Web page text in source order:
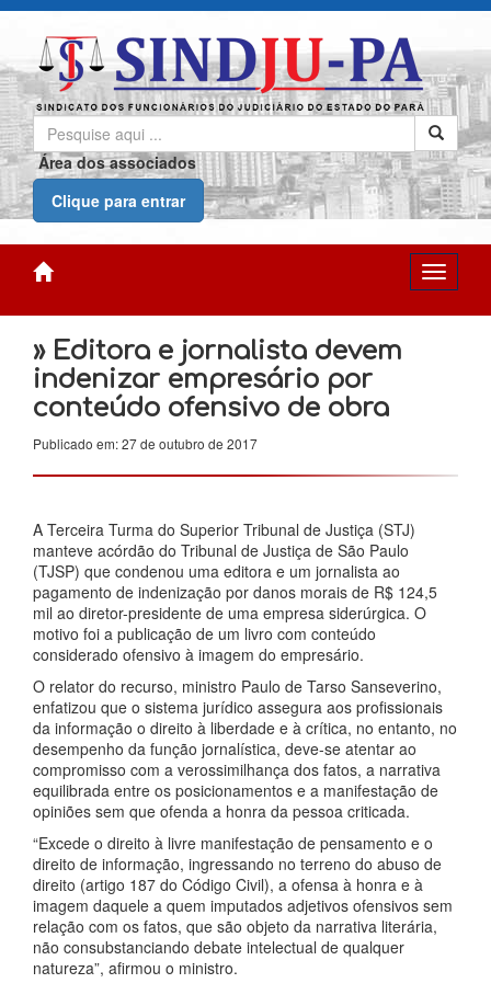
Área dos associados
Clique para entrar
» Editora e jornalista devem
indenizar empresário por
conteúdo ofensivo de obra
Publicado em: 27 de outubro de 2017
A Terceira Turma do Superior Tribunal de Justiça (STJ)
manteve acórdão do Tribunal de Justiça de São Paulo
(TJSP) que condenou uma editora e um jornalista ao
pagamento de indenização por danos morais de R$ 124,5
mil ao diretor-presidente de uma empresa siderúrgica. O
motivo foi a publicação de um livro com conteúdo
considerado ofensivo à imagem do empresário.
O relator do recurso, ministro Paulo de Tarso Sanseverino,
enfatizou que o sistema jurídico assegura aos profissionais
da informação o direito à liberdade e à crítica, no entanto, no
desempenho da função jornalística, deve-se atentar ao
compromisso com a verossimilhança dos fatos, a narrativa
equilibrada entre os posicionamentos e a manifestação de
opiniões sem que ofenda a honra da pessoa criticada.
“Excede o direito à livre manifestação de pensamento e o
direito de informação, ingressando no terreno do abuso de
direito (artigo 187 do Código Civil), a ofensa à honra e à
imagem daquele a quem imputados adjetivos ofensivos sem
relação com os fatos, que são objeto da narrativa literária,
não consubstanciando debate intelectual de qualquer
natureza”, afirmou o ministro.